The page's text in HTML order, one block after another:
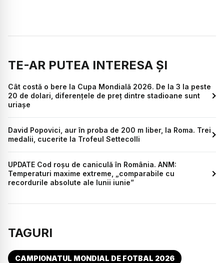
TE-AR PUTEA INTERESA ȘI
Cât costă o bere la Cupa Mondială 2026. De la 3 la peste
20 de dolari, diferențele de preț dintre stadioane sunt
uriașe
David Popovici, aur în proba de 200 m liber, la Roma. Trei
medalii, cucerite la Trofeul Settecolli
UPDATE Cod roșu de caniculă în România. ANM:
Temperaturi maxime extreme, „comparabile cu
recordurile absolute ale lunii iunie”
TAGURI
CAMPIONATUL MONDIAL DE FOTBAL 2026